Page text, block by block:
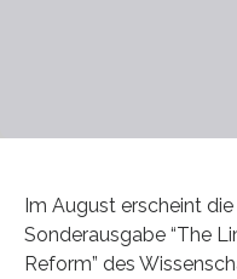
Im August erscheint
Sonderausgabe “The
Reform” des